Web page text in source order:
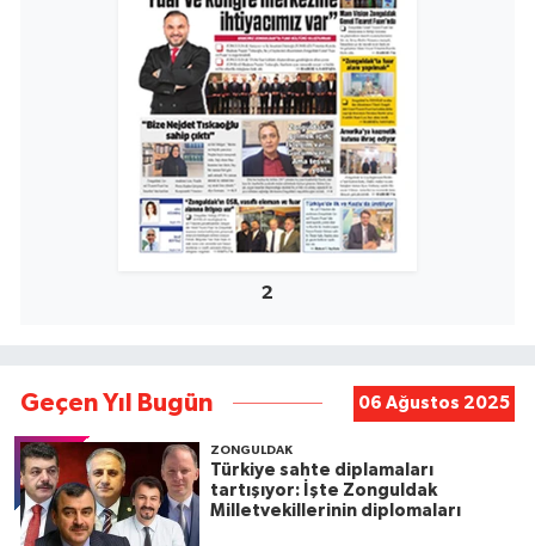
2
Geçen Yıl Bugün 06 Ağustos 2025
ZONGULDAK
Türkiye sahte diplamaları
tartışıyor: İşte Zonguldak
Milletvekillerinin diplomaları